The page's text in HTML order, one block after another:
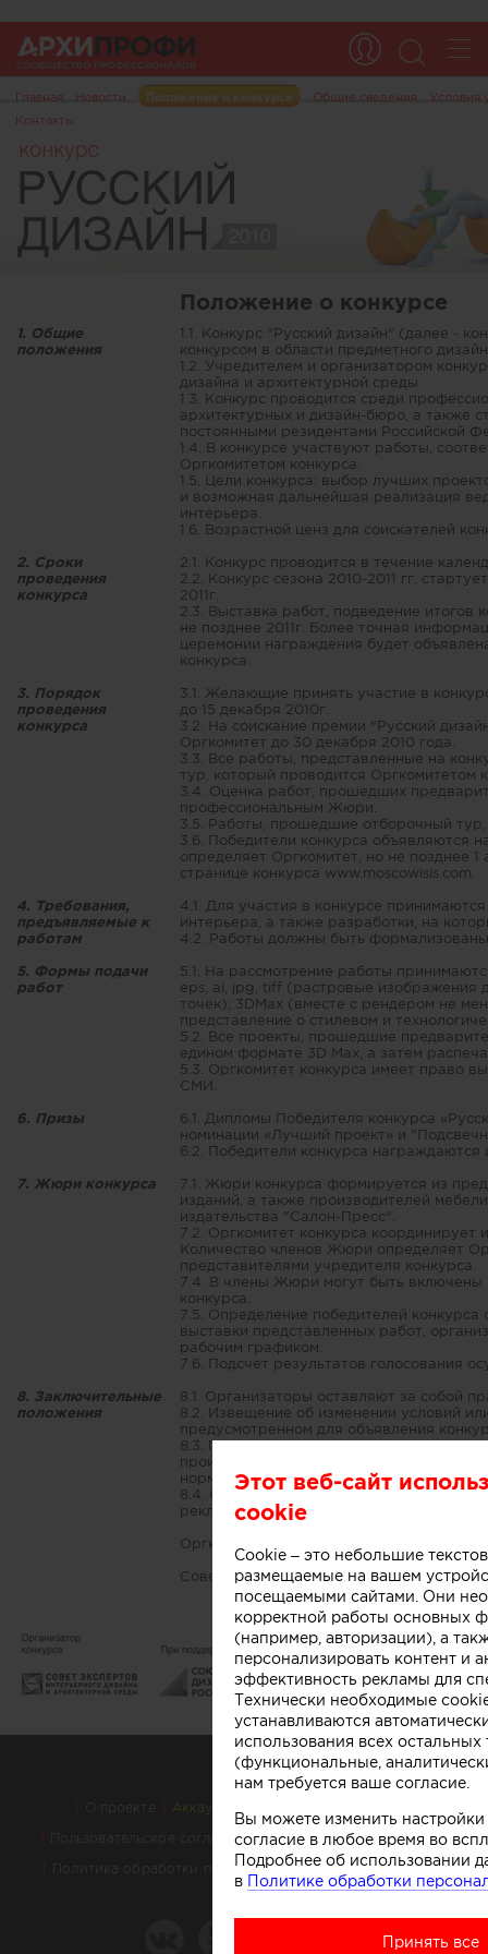
Главная Новости Положение о конкурсе Общие сведения
Условия
Контакты
Положение о конкурсе
1. Общие
положения
1.1. Конкурс "Русский дизайн" (далее -
конкурсом в области предметного
1.2. Учредителем и организатором
дизайна и архитектурной среды
1.3. Конкурс проводится среди
архитектурных и дизайн-бюро, а также
постоянными резидентами Российской
1.4. В конкурсе участвуют работы,
Оргкомитетом конкурса.
1.5. Цели конкурса: выбор лучших
и возможная дальнейшая реализация
интерьера.
1.6. Возрастной ценз для соискателей
2. Сроки
проведения
конкурса
2.1. Конкурс проводится в течение
2.2. Конкурс сезона 2010-2011 гг.
2011г.
2.3. Выставка работ, подведение итогов
не позднее 2011г. Более точная
церемонии награждения будет
конкурса.
3. Порядок
проведения
конкурса
3.1. Желающие принять участие в
до 15 декабря 2010г.
3.2. На соискание премии "Русский
Оргкомитет до 30 декабря 2010 года.
3.3. Все работы, представленные на
тур, который проводится Оргкомитетом
3.4. Оценка работ, прошедших
профессиональным Жюри.
3.5. Работы, прошедшие отборочный
3.6. Победители конкурса объявляются
определяет Оргкомитет, но не позднее 1
странице конкурса www.moscowisis.com.
4. Требования,
предъявляемые к
работам
4.1. Для участия в конкурсе
интерьера, а также разработки, на
4.2. Работы должны быть
5. Формы подачи
работ
5.1. На рассмотрение работы
eps, ai, jpg, tiff (растровые
точек); 3DMax (вместе с рендером не
представление о стилевом и
5.2. Все проекты, прошедшие
едином формате 3D Max, а затем
5.3. Оргкомитет конкурса имеет право
СМИ.
6. Призы
6.1. Дипломы Победителя конкурса
номинации «Лучший проект» и
6.2. Победители конкурса
7. Жюри конкурса
7.1. Жюри конкурса формируется из
изданий, а также производителей
издательства "Салон-Пресс".
7.2. Оргкомитет конкурса координирует
Количество членов Жюри определяет
представителями учредителя конкурса.
7.4. В члены Жюри могут быть включены
конкурса.
7.5. Определение победителей
выставки представленных работ,
рабочим графиком.
7.6. Подсчет результатов голосования
8. Заключительные
положения
8.1. Организаторы оставляют за собой
8.2. Извещение об изменении условий
предусмотренном для объявления
8.3. Полное или частичное
производиться исключительно с
норм.
8.4. Организаторы и спонсоры имеют
рекламно-информационных целях.
Оргкомитет конкурса.
Совет экспертов интерьерного дизайна
О проекте Аккаунт PROFI для специалистов
Пользовательское соглашение Правовая информация
Политика обработки персональных данных Контакты
Этот веб-сайт
cookie
Cookie – это небольшие
размещаемые на вашем
посещаемыми сайтами. Они
корректной работы основных
(например, авторизации), а
персонализировать контент и
эффективность рекламы для
Технически необходимые
устанавливаются
использования всех
(функциональные,
нам требуется ваше согласие.
Вы можете изменить настройки
согласие в любое время во
Подробнее об использовании
в Политике обработки
Принять все